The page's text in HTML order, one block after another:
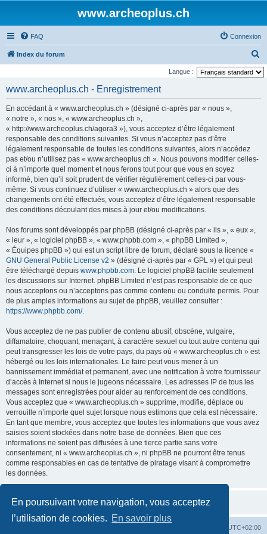
En poursuivant votre navigation, vous acceptez
l’utilisation de cookies. En savoir plus
www.archeoplus.ch
FAQ Connexion
Index du forum
e
Langue :
www.archeoplus.ch - Enregistrement
En accédant à « www.archeoplus.ch » (désigné ci-après par « nous »,
« notre », « nos », « www.archeoplus.ch »,
« http://www.archeoplus.ch/agora3 »), vous acceptez d’être légalement
responsable des conditions suivantes. Si vous n’acceptez pas d’être
légalement responsable de toutes les conditions suivantes, alors n’accédez
pas et/ou n’utilisez pas « www.archeoplus.ch ». Nous pouvons modifier celles-
ci à n’importe quel moment et nous ferons tout pour que vous en soyez
informé, bien qu’il soit prudent de vérifier régulièrement celles-ci par vous-
même. Si vous continuez d’utiliser « www.archeoplus.ch » alors que des
changements ont été effectués, vous acceptez d’être légalement responsable
des conditions découlant des mises à jour et/ou modifications.
Nos forums sont développés par phpBB (désigné ci-après par « ils », « eux »,
« leur », « logiciel phpBB », « www.phpbb.com », « phpBB Limited »,
« Équipes phpBB ») qui est un script libre de forum, déclaré sous la licence «
GNU General Public License v2 » (désigné ci-après par « GPL ») et qui peut
être téléchargé depuis www.phpbb.com. Le logiciel phpBB facilite seulement
les discussions sur Internet. phpBB Limited n’est pas responsable de ce que
nous acceptons ou n’acceptons pas comme contenu ou conduite permis. Pour
de plus amples informations au sujet de phpBB, veuillez consulter :
https://www.phpbb.com/.
Vous acceptez de ne pas publier de contenu abusif, obscène, vulgaire,
diffamatoire, choquant, menaçant, à caractère sexuel ou tout autre contenu qui
peut transgresser les lois de votre pays, du pays où « www.archeoplus.ch » est
hébergé ou les lois internationales. Le faire peut vous mener à un
bannissement immédiat et permanent, avec une notification à votre fournisseur
d’accès à Internet si nous le jugeons nécessaire. Les adresses IP de tous les
messages sont enregistrées pour aider au renforcement de ces conditions.
Vous acceptez que « www.archeoplus.ch » supprime, modifie, déplace ou
verrouille n’importe quel sujet lorsque nous estimons que cela est nécessaire.
En tant que membre, vous acceptez que toutes les informations que vous avez
saisies soient stockées dans notre base de données. Bien que ces
informations ne soient pas diffusées à une tierce partie sans votre
consentement, ni « www.archeoplus.ch », ni phpBB ne pourront être tenus
comme responsables en cas de tentative de piratage visant à compromettre
les données.
UTC+02:00